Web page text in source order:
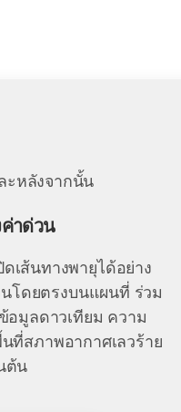
ะหลังจากนั้น
าด่วน
เส้นทางพายุได้อย่าง
โดยตรงบนแผนที่ ร่วม
อมูลดาวเทียม ความ
ที่สภาพอากาศเลวร้าย
ต้น